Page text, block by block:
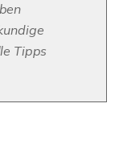
Tipps